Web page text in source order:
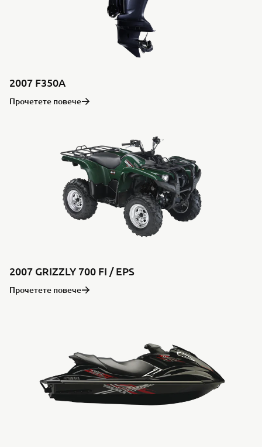
2007 F350A
Прочетете повече
2007 GRIZZLY 700 FI / EPS
Прочетете повече